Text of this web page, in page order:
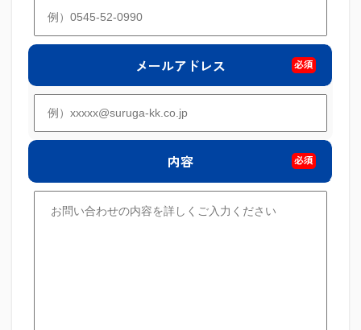
メールアドレス 必須
内容 必須